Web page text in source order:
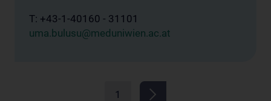
T: +43-1-40160 - 31101
uma.bulusu@meduniwien.ac.at
1